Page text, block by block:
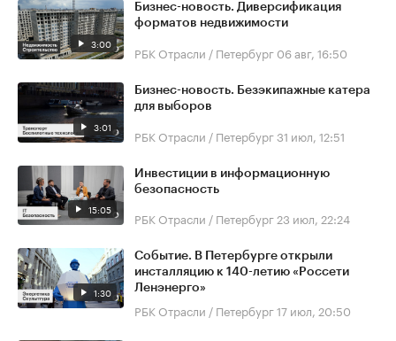
3:00
Бизнес-новость. Диверсификация
форматов недвижимости
РБК Отрасли / Петербург 06 авг, 16:50
3:01
Бизнес-новость. Безэкипажные катера
для выборов
РБК Отрасли / Петербург31 июл, 12:51
15:05
Инвестиции в информационную
безопасность
РБК Отрасли / Петербург 23 июл, 22:24
1:30
Событие. В Петербурге открыли
инсталляцию к 140-летию «Россети
Ленэнерго»
РБК Отрасли / Петербург17 июл, 20:50